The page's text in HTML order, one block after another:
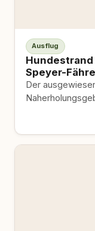
Ausflug
Speyer-
Der